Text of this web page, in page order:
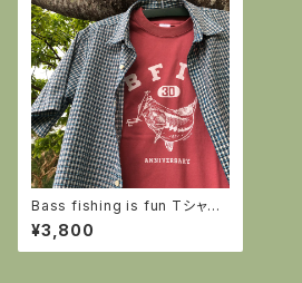
Bass fishing is fun Tシャツ
ヘイジーレッド
¥3,800